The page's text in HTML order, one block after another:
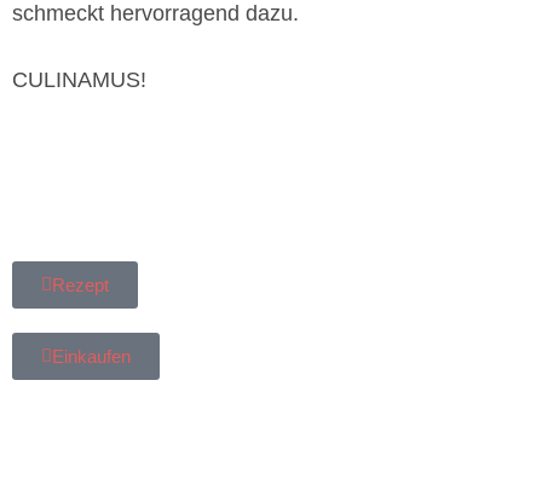
schmeckt hervorragend dazu.
CULINAMUS!
Rezept
Einkaufen